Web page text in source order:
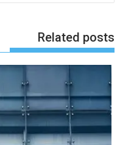
Related posts